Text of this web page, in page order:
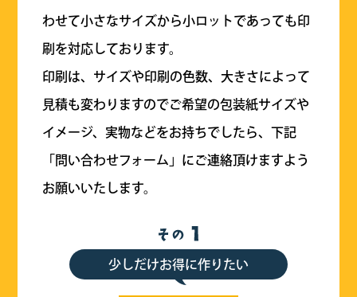
わせて小さなサイズから小ロットであっても印
刷を対応しております。
印刷は、サイズや印刷の色数、大きさによって
見積も変わりますのでご希望の包装紙サイズや
イメージ、実物などをお持ちでしたら、下記
「問い合わせフォーム」にご連絡頂けますよう
お願いいたします。
少しだけお得に作りたい